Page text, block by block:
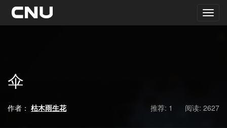
伞
作者： 枯木雨生花 推荐: 1 阅读: 2627